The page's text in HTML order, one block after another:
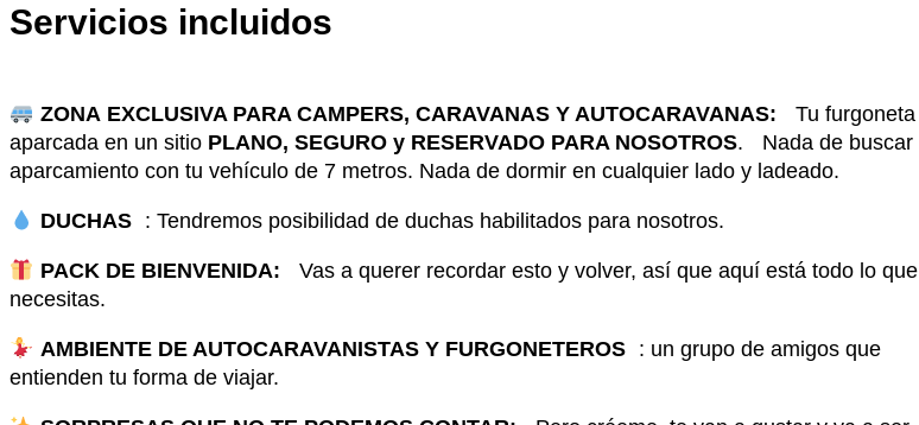
Servicios incluidos
ZONA EXCLUSIVA PARA CAMPERS, CARAVANAS Y AUTOCARAVANAS:
Tu furgoneta
aparcada en un sitio PLANO, SEGURO y RESERVADO PARA NOSOTROS. Nada de buscar
aparcamiento con tu vehículo de 7 metros. Nada de dormir en cualquier lado y ladeado.
DUCHAS: Tendremos posibilidad de duchas habilitados para nosotros.
PACK DE BIENVENIDA:
Vas a querer recordar esto y volver, así que aquí está todo lo que
necesitas.
AMBIENTE DE AUTOCARAVANISTAS Y FURGONETEROS: un grupo de amigos que
entienden tu forma de viajar.